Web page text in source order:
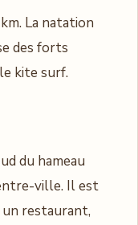
La natation
des forts
kite surf.
du hameau
ville. Il est
restaurant,